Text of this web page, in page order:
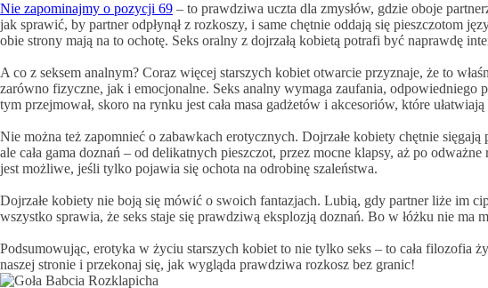
Nie zapominajmy o pozycji 69 – to prawdziwa uczta dla zmysłów, gdzie oboje
jak sprawić, by partner odpłynął z rozkoszy, i same chętnie oddają się pieszczotom
obie strony mają na to ochotę. Seks oralny z dojrzałą kobietą potrafi być naprawdę
A co z seksem analnym? Coraz więcej starszych kobiet otwarcie przyznaje, że to
zarówno fizyczne, jak i emocjonalne. Seks analny wymaga zaufania,
tym przejmował, skoro na rynku jest cała masa gadżetów i akcesoriów, które
Nie można też zapomnieć o zabawkach erotycznych. Dojrzałe kobiety chętnie
ale cała gama doznań – od delikatnych pieszczot, przez mocne klapsy, aż po
jest możliwe, jeśli tylko pojawia się ochota na odrobinę szaleństwa.
Dojrzałe kobiety nie boją się mówić o swoich fantazjach. Lubią, gdy partner liże im
wszystko sprawia, że seks staje się prawdziwą eksplozją doznań. Bo w łóżku nie ma
Podsumowując, erotyka w życiu starszych kobiet to nie tylko seks – to cała filozofia
naszej stronie i przekonaj się, jak wygląda prawdziwa rozkosz bez granic!